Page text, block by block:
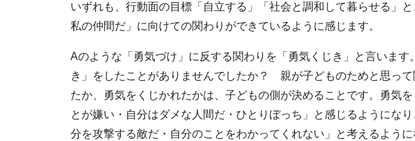
いずれも、行動面の目標「自立する」「社会と調和して暮らせる」
私の仲間だ」に向けての関わりができているように感じます。
Aのような「勇気づけ」に反する関わりを「勇気くじき」と言いま
き」をしたことがありませんでしたか？ 親が子どものためと思っ
たか、勇気をくじかれたかは、子どもの側が決めることです。勇気
とが嫌い・自分はダメな人間だ・ひとりぼっち」と感じるようにな
分を攻撃する敵だ・自分のことをわかってくれない」と考えるように